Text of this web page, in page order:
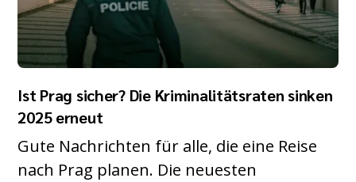
Ist Prag sicher? Die Kriminalitätsraten sinken
2025 erneut
Gute Nachrichten für alle, die eine Reise
nach Prag planen. Die neuesten